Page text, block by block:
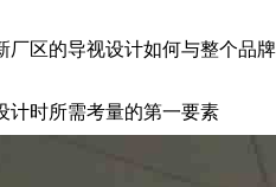
厂区的导视设计如何与整个品牌
计时所需考量的第一要素